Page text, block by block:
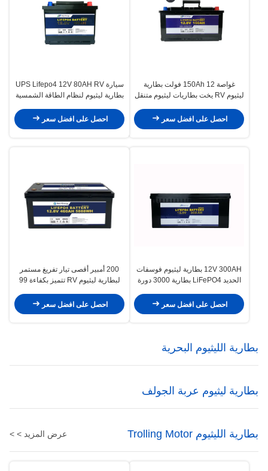
غواصة 150Ah 12 فولت بطارية
ليثيوم RV يخت بطاريات ليثيوم متنقل
احصل على افضل سعر
سيارة UPS Lifepo4 12V 80AH RV
بطارية ليثيوم لنظام الطاقة الشمسية
احصل على افضل سعر
12V 300AH بطارية ليثيوم فوسفات
الحديد LiFePO4 بطارية 3000 دورة
احصل على افضل سعر
200 أمبير أقصى تيار تفريغ مستمر
لبطارية ليثيوم RV تتميز بكفاءة 99
فولت مثالية لتخزين الطاقة
احصل على افضل سعر
بطارية الليثيوم البحرية
بطارية ليثيوم عربة الجولف
بطارية الليثيوم Trolling Motor عرض المزيد > >